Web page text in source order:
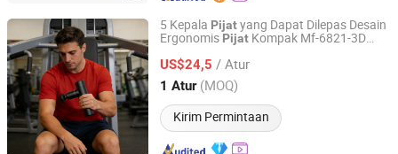
5 Kepala Pijatyang Dapat Dilepas Desain
Ergonomis Pijat Kompak Mf-6821-3D
US$24,5 / Atur
1 Atur (MOQ)
Kirim Permintaan
Tianjin Myriad Families Technology Co., Ltd.
Tianjin, China Harga mulai 2026